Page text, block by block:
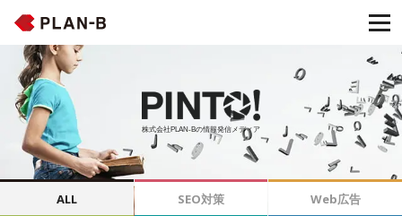
株式会社PLAN-Bの情報発信メディア
ALL SEO対策 Web広告